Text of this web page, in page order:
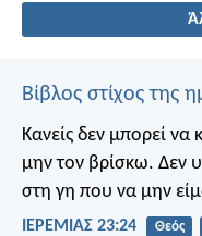
Βίβλος στίχος της
Κανείς δεν μπορεί
μην τον βρίσκω. Δεν
στη γη που να μην
ΙΕΡΕΜΙΑΣ 23:24 Θεός